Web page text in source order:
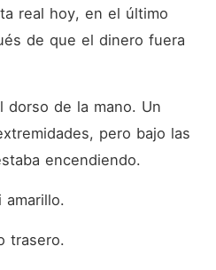
real hoy, en el último
de que el dinero fuera
dorso de la mano. Un
pero bajo las
encendiendo.
amarillo.
trasero.